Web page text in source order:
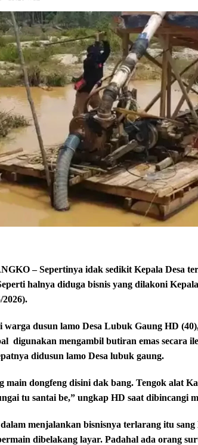
– Sepertinya idak sedikit Kepala Desa
halnya diduga bisnis yang dilakoni
2026).
dusun lamo Desa Lubuk Gaung HD
digunakan mengambil butiran emas secara
didusun lamo Desa lubuk gaung.
main dongfeng disini dak bang. Tengok alat
tu santai be,” ungkap HD saat dibincangi
menjalankan bisnisnya terlarang itu
dibelakang layar. Padahal ada orang